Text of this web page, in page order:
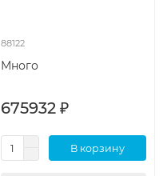
88122
Много
675932 ₽
В корзину